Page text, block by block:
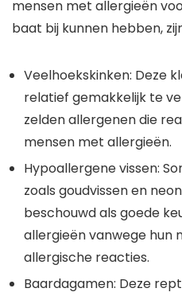
mensen met allergieën
baat bij kunnen hebben,
Veelhoekskinken: Deze
relatief gemakkelijk te
zelden allergenen die
mensen met allergieën.
Hypoallergene vissen:
zoals goudvissen en
beschouwd als goede
allergieën vanwege hun
allergische reacties.
Baardagamen: Deze